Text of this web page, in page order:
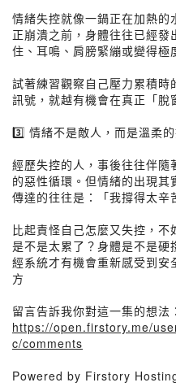
情緒失控就像一鍋正在加熱
正崩潰之前，身體往往已經
住、耳鳴、肩膀緊繃或變得極
試著練習觀察自己壓力累積
訊號，就越有機會在真正「脫
3️⃣ 情緒不是敵人，而是溫柔
經歷失控的人，事後往往伴隨
的惡性循環。但情緒的出現
傳達的往往是：「我撐得太辛
比起責怪自己怎麼又失控，
是不是太累了？身體是不是硬
經系統才有機會重新感受到
方
留言告訴我你對這一集的想法：
https://open.firstory.me/
c/comments
Powered by Firstory